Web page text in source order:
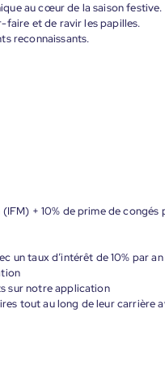
au cœur de la saison festive.
faire et de ravir les papilles.
reconnaissants.
(IFM) + 10% de prime de
un taux d’intérêt de 10% par an
sur notre application
tout au long de leur carrière